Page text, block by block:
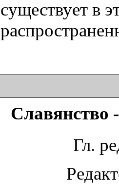
существует в
Славянство
Гл.